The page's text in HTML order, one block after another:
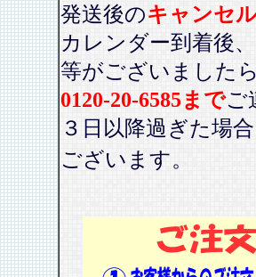
発送後のキャンセ
カレンダー到着後、
等がございました
0120-20-6585までご
３日以降過ぎた場
ございます。